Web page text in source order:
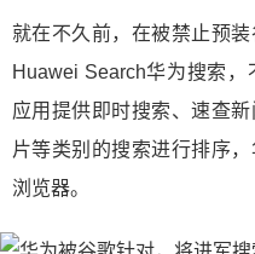
就在不久前，在被禁止预
Huawei Search华为搜索，
应用提供即时搜索、速查
片等类别的搜索进行排序
浏览器。